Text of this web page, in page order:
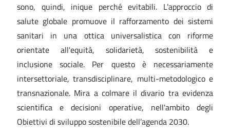
sono, quindi, inique perché evitabili. L’approccio di
salute globale promuove il rafforzamento dei sistemi
sanitari in una ottica universalistica con riforme
orientate all'equità, solidarietà, sostenibilità e
inclusione sociale. Per questo è necessariamente
intersettoriale, transdisciplinare, multi-metodologico e
transnazionale. Mira a colmare il divario tra evidenza
scientifica e decisioni operative, nell'ambito degli
Obiettivi di sviluppo sostenibile dell’agenda 2030.